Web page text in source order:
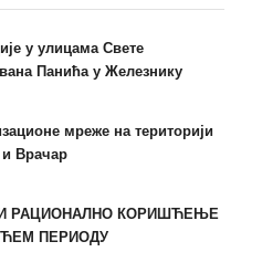
у улицама Свете
Панића у Железнику
мреже на територији
Врачар
РАЦИОНАЛНО КОРИШЋЕЊЕ
ПЕРИОДУ